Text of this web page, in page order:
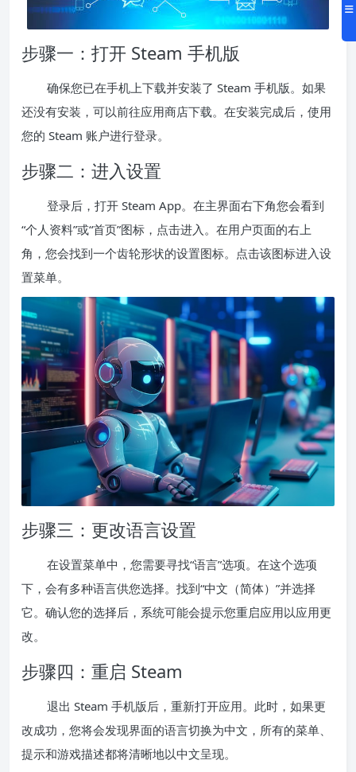
步骤一：打开 Steam 手机版
确保您已在手机上下载并安装了 Steam 手机版。如果
还没有安装，可以前往应用商店下载。在安装完成后，使用
您的 Steam 账户进行登录。
步骤二：进入设置
登录后，打开 Steam App。在主界面右下角您会看到
“个人资料”或“首页”图标，点击进入。在用户页面的右上
角，您会找到一个齿轮形状的设置图标。点击该图标进入设
置菜单。
步骤三：更改语言设置
在设置菜单中，您需要寻找“语言”选项。在这个选项
下，会有多种语言供您选择。找到“中文（简体）”并选择
它。确认您的选择后，系统可能会提示您重启应用以应用更
改。
步骤四：重启 Steam
退出 Steam 手机版后，重新打开应用。此时，如果更
改成功，您将会发现界面的语言切换为中文，所有的菜单、
提示和游戏描述都将清晰地以中文呈现。